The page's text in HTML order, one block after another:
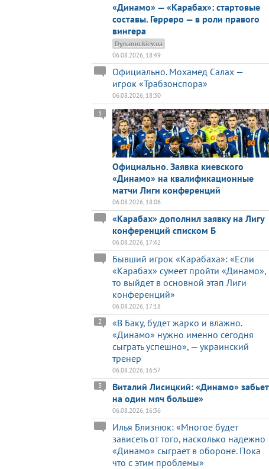
«Динамо» — «Карабах»: стартовые
составы. Герреро — в роли правого
вингера
Dynamo.kiev.ua
06.08.2026, 18:49
Официально. Мохамед Салах —
игрок «Трабзонспора»
06.08.2026, 18:30
Официально. Заявка киевского
«Динамо» на квалификационные
матчи Лиги конференций
3
06.08.2026, 18:06
«Карабах» дополнил заявку на Лигу
конференций списком Б
06.08.2026, 17:42
Бывший игрок «Карабаха»: «Если
«Карабах» сумеет пройти «Динамо»,
то выйдет в основной этап Лиги
конференций»
06.08.2026, 17:18
«В Баку, будет жарко и влажно.
«Динамо» нужно именно сегодня
сыграть успешно», — украинский
тренер
2
06.08.2026, 16:57
Виталий Лисицкий: «Динамо» забьет
на один мяч больше»
3
06.08.2026, 16:36
Илья Близнюк: «Многое будет
зависеть от того, насколько надежно
«Динамо» сыграет в обороне. Пока
что с этим проблемы»